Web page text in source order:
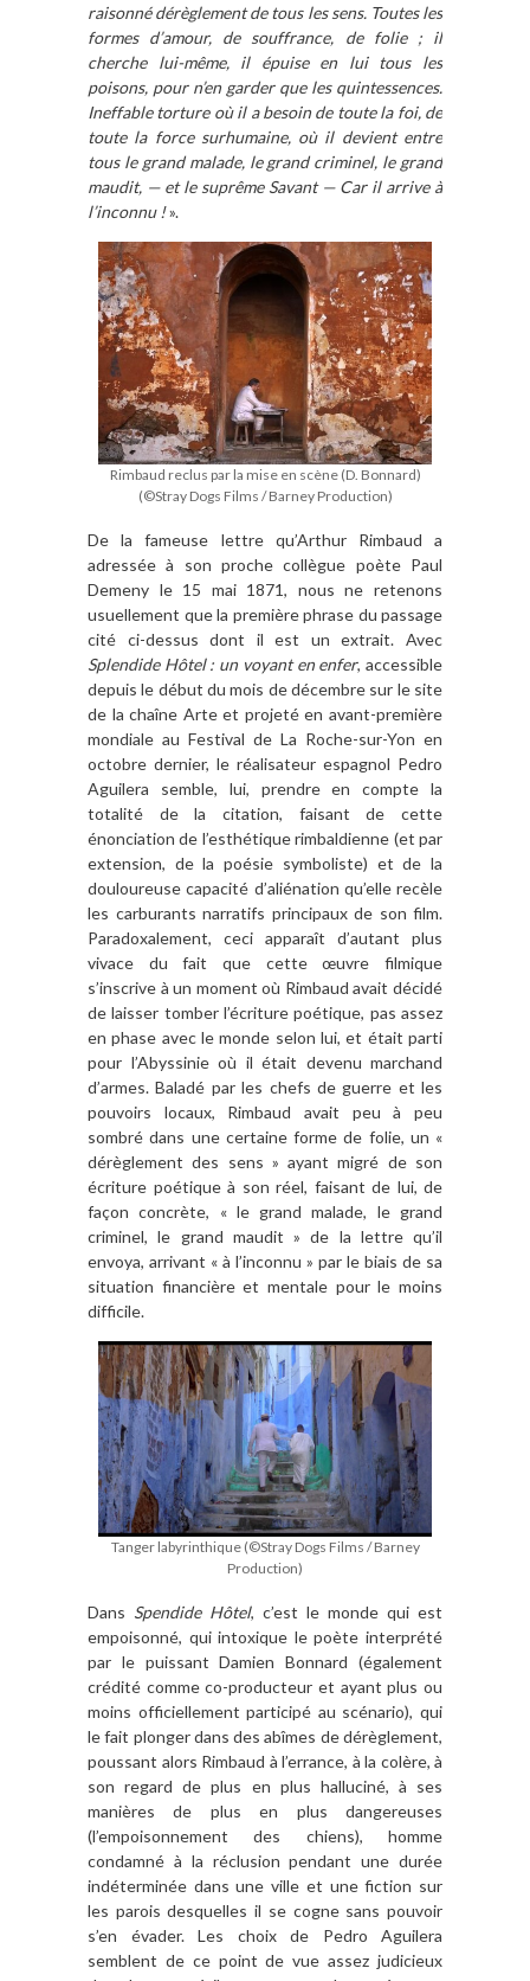
raisonné dérèglement de tous les sens. Toutes les
formes d’amour, de souffrance, de folie ; il
cherche lui-même, il épuise en lui tous les
poisons, pour n’en garder que les quintessences.
Ineffable torture où il a besoin de toute la foi, de
toute la force surhumaine, où il devient entre
tous le grand malade, le grand criminel, le grand
maudit, — et le suprême Savant — Car il arrive à
l’inconnu !».
Rimbaud reclus par la mise en scène (D. Bonnard)
(©Stray Dogs Films / Barney Production)
De la fameuse lettre qu’Arthur Rimbaud a
adressée à son proche collègue poète Paul
Demeny le 15 mai 1871, nous ne retenons
usuellement que la première phrase du passage
cité ci-dessus dont il est un extrait. Avec
Splendide Hôtel : un voyant en enfer, accessible
depuis le début du mois de décembre sur le site
de la chaîne Arte et projeté en avant-première
mondiale au Festival de La Roche-sur-Yon en
octobre dernier, le réalisateur espagnol Pedro
Aguilera semble, lui, prendre en compte la
totalité de la citation, faisant de cette
énonciation de l’esthétique rimbaldienne (et par
extension, de la poésie symboliste) et de la
douloureuse capacité d’aliénation qu’elle recèle
les carburants narratifs principaux de son film.
Paradoxalement, ceci apparaît d’autant plus
vivace du fait que cette œuvre filmique
s’inscrive à un moment où Rimbaud avait décidé
de laisser tomber l’écriture poétique, pas assez
en phase avec le monde selon lui, et était parti
pour l’Abyssinie où il était devenu marchand
d’armes. Baladé par les chefs de guerre et les
pouvoirs locaux, Rimbaud avait peu à peu
sombré dans une certaine forme de folie, un «
dérèglement des sens » ayant migré de son
écriture poétique à son réel, faisant de lui, de
façon concrète, « le grand malade, le grand
criminel, le grand maudit » de la lettre qu’il
envoya, arrivant « à l’inconnu » par le biais de sa
situation financière et mentale pour le moins
difficile.
Tanger labyrinthique (©Stray Dogs Films / Barney
Production)
Dans Spendide Hôtel, c’est le monde qui est
empoisonné, qui intoxique le poète interprété
par le puissant Damien Bonnard (également
crédité comme co-producteur et ayant plus ou
moins officiellement participé au scénario), qui
le fait plonger dans des abîmes de dérèglement,
poussant alors Rimbaud à l’errance, à la colère, à
son regard de plus en plus halluciné, à ses
manières de plus en plus dangereuses
(l’empoisonnement des chiens), homme
condamné à la réclusion pendant une durée
indéterminée dans une ville et une fiction sur
les parois desquelles il se cogne sans pouvoir
s’en évader. Les choix de Pedro Aguilera
semblent de ce point de vue assez judicieux